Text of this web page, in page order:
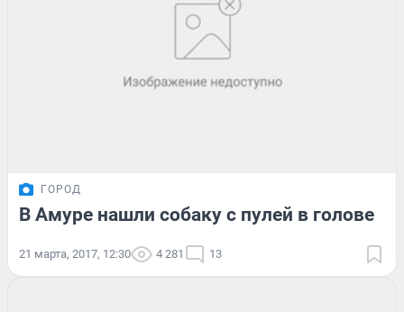
ГОРОД
В Амуре нашли собаку с пулей в голове
21 марта, 2017, 12:30 4 281 13